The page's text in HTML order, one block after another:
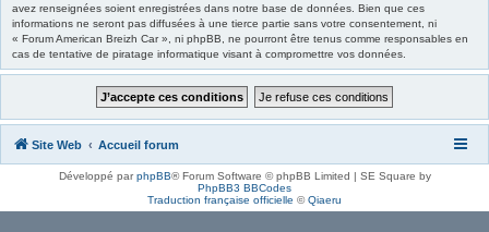
avez renseignées soient enregistrées dans notre base de données. Bien que ces
informations ne seront pas diffusées à une tierce partie sans votre consentement, ni
« Forum American Breizh Car », ni phpBB, ne pourront être tenus comme responsables en
cas de tentative de piratage informatique visant à compromettre vos données.
Site Web Accueil forum
Développé parphpBB® Forum Software © phpBB Limited | SE Square by
PhpBB3 BBCodes
Traduction française officielle ©Qiaeru